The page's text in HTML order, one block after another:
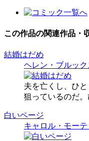
この作品の関連作品・
結婚はだめ
ヘレン・ブルック
夫を亡くし、ひ
狙っているのだ
白いページ
キャロル・モー